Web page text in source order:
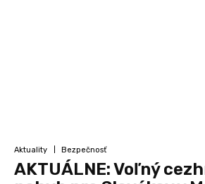
Aktuality Bezpečnosť
AKTUÁLNE: Voľný